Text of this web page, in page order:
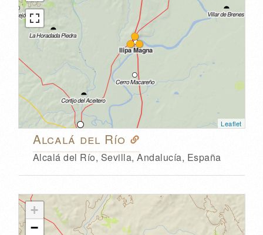
Leaflet
Alcalá del Río
Alcalá del Río, Sevilla, Andalucía, España
+
−